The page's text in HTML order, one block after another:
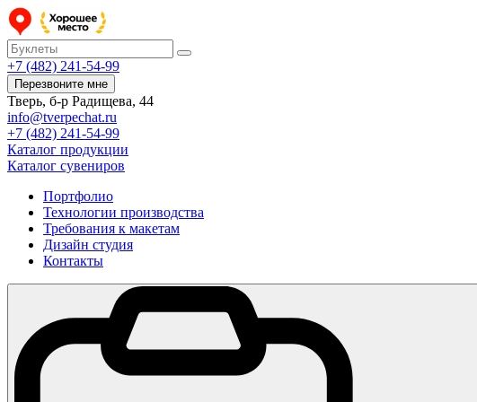
+7 (482) 241-54-99
Перезвоните мне
Тверь, б-р Радищева, 44
info@tverpechat.ru
+7 (482) 241-54-99
Каталог продукции
Каталог сувениров
Портфолио
Технологии производства
Требования к макетам
Дизайн студия
Контакты